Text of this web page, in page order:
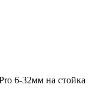
6-32мм на стойка